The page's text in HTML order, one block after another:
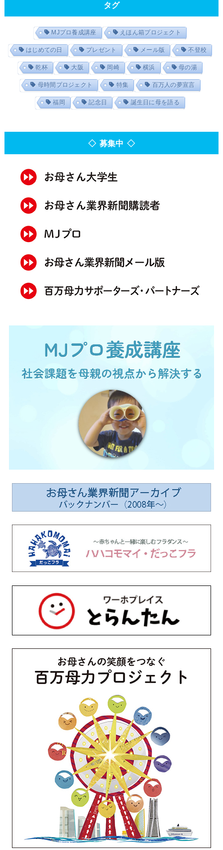
タグ
MJプロ養成講座 えほん箱プロジェクト
はじめての日 プレゼント メール版 不登校
乾杯 大阪 岡崎 横浜 母の湯
母時間プロジェクト 特集 百万人の夢宣言
福岡 記念日 誕生日に母を語る
◇ 募集中 ◇